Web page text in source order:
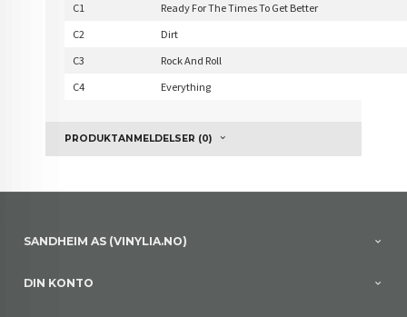
C1
Ready For The Times To Get Better
C2
Dirt
C3
Rock And Roll
C4
Everything
PRODUKTANMELDELSER (0)
SANDHEIM AS (VINYLIA.NO)
DIN KONTO